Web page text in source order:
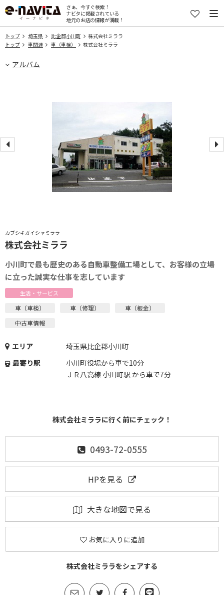
さぁ、今すぐ検索！
ナビタに掲載されている
地元のお店の情報が満載！
トップ 埼玉県 比企郡小川町
株式会社ミララ
トップ
車関連 車（車検） 株式会社ミララ
アルバム
カブシキガイシャミララ
株式会社ミララ
小川町で最も歴史のある自動車整備工場として、お客様の立場
に立った誠実な仕事を志しています
生活・サービス
車（車検） 車（修理）
車（板金）
中古車情報
エリア
埼玉県比企郡小川町
最寄り駅
小川町役場から車で10分
ＪＲ八高線 小川町駅 から車で7分
株式会社ミララに行く前にチェック！
0493-72-0555
HPを見る
大きな地図で見る
お気に入りに追加
株式会社ミララをシェアする